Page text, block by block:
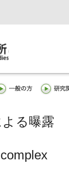
る曝露